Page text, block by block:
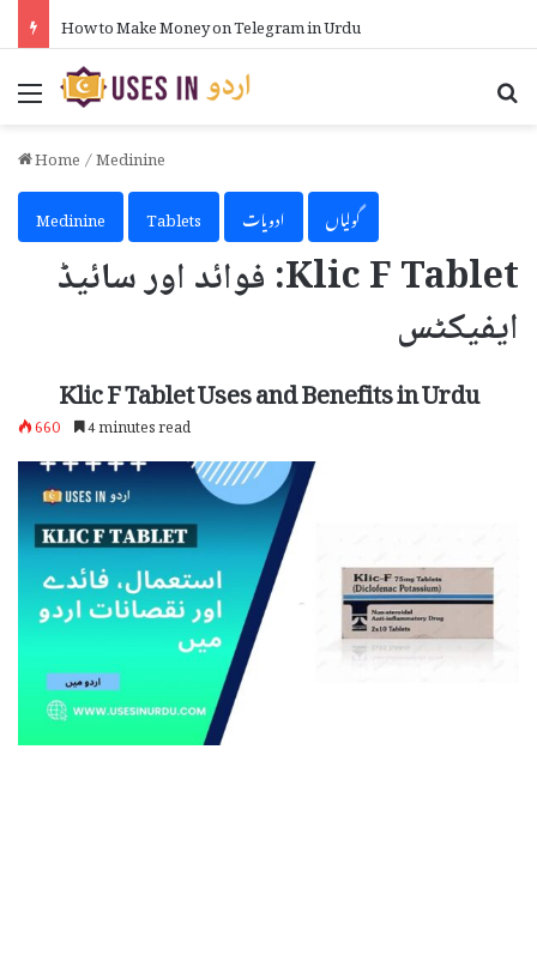
How to Make Money on Telegram in Urdu
Menu
Home/Medinine
Medinine
Tablets ادویات گولیاں
Klic F Tablet: فوائد اور سائیڈ
ایفیکٹس
Klic F Tablet Uses and Benefits in Urdu
660 4 minutes read